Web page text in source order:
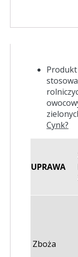
Cynk?
UPRAWA
Zboża